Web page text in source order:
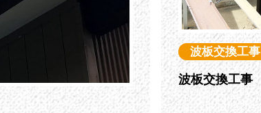
波板交換工事
波板交換工事